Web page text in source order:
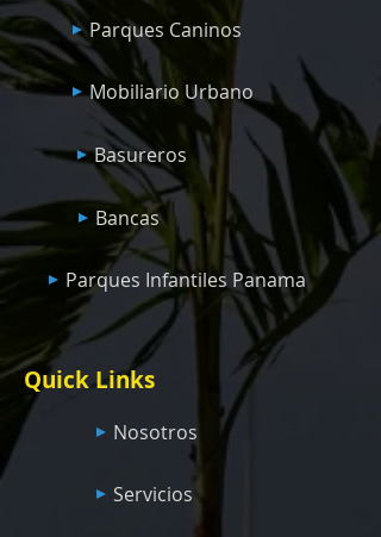
Parques Caninos
Mobiliario Urbano
Basureros
Bancas
Parques Infantiles Panama
Quick Links
Nosotros
Servicios